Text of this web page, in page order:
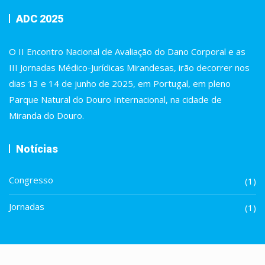
ADC 2025
O II Encontro Nacional de Avaliação do Dano Corporal e as
III Jornadas Médico-Jurídicas Mirandesas, irão decorrer nos
dias 13 e 14 de junho de 2025, em Portugal, em pleno
Parque Natural do Douro Internacional, na cidade de
Miranda do Douro.
Notícias
Congresso (1)
Jornadas (1)